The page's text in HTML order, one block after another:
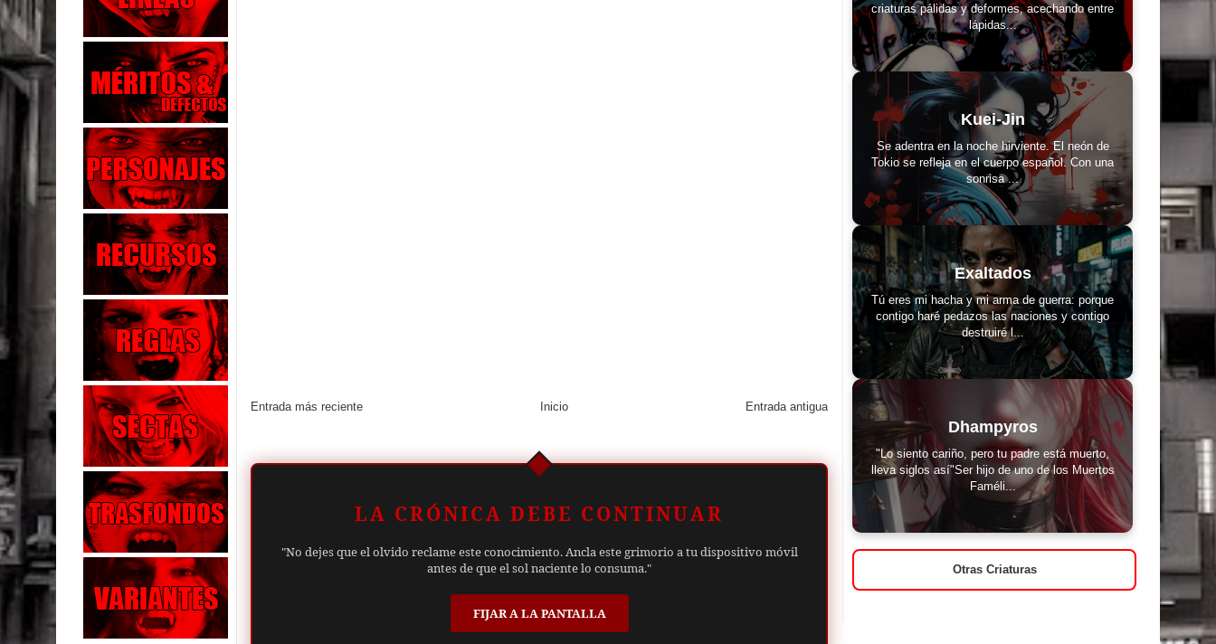
Entrada más reciente Entrada antigua
Inicio
LA CRÓNICA DEBE CONTINUAR
"No dejes que el olvido reclame este conocimiento. Ancla este grimorio a tu dispositivo móvil
antes de que el sol naciente lo consuma."
FIJAR A LA PANTALLA
criaturas pálidas y deformes, acechando entre
lápidas...
Kuei-Jin
Se adentra en la noche hirviente. El neón de
Tokio se refleja en el cuerpo español. Con una
sonrisa ...
Exaltados
Tú eres mi hacha y mi arma de guerra: porque
contigo haré pedazos las naciones y contigo
destruiré l...
Dhampyros
"Lo siento cariño, pero tu padre está muerto,
lleva siglos así"Ser hijo de uno de los Muertos
Faméli...
Otras Criaturas